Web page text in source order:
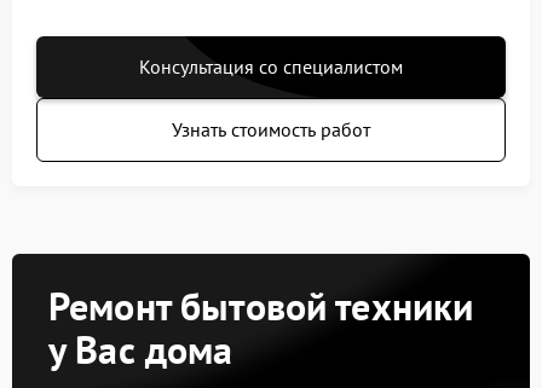
Консультация со специалистом
Узнать стоимость работ
Ремонт бытовой техники
у Вас дома